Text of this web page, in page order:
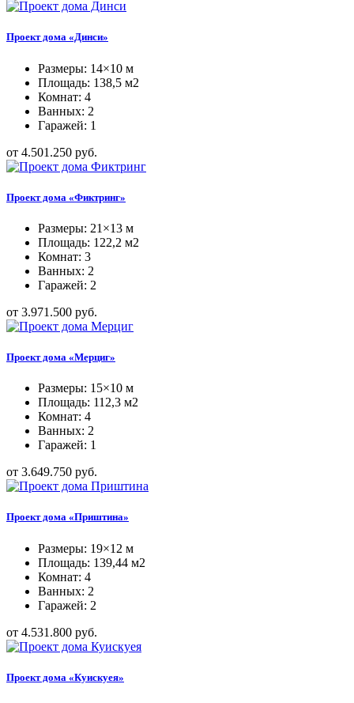
Проект дома «Динси»
Размеры: 14×10 м
Площадь: 138,5 м2
Комнат: 4
Ванных: 2
Гаражей: 1
от 4.501.250 руб.
Проект дома «Фиктринг»
Размеры: 21×13 м
Площадь: 122,2 м2
Комнат: 3
Ванных: 2
Гаражей: 2
от 3.971.500 руб.
Проект дома «Мерциг»
Размеры: 15×10 м
Площадь: 112,3 м2
Комнат: 4
Ванных: 2
Гаражей: 1
от 3.649.750 руб.
Проект дома «Приштина»
Размеры: 19×12 м
Площадь: 139,44 м2
Комнат: 4
Ванных: 2
Гаражей: 2
от 4.531.800 руб.
Проект дома «Куискуея»